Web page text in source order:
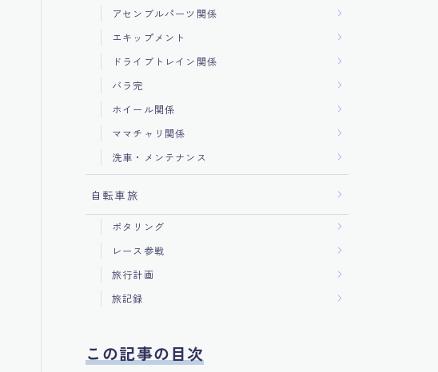
アセンブルパーツ関係
エキップメント
ドライブトレイン関係
バラ完
ホイール関係
ママチャリ関係
洗車・メンテナンス
自転車旅
ポタリング
レース参戦
旅行計画
旅記録
この記事の目次